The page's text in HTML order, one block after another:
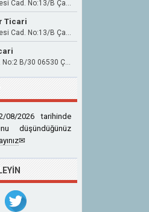
Kızılırmak Mah. Ufuk Üniversitesi Cad. No:13/B Çankaya / Ankara
Ticari
Kızılırmak Mah. Ufuk Üniversitesi Cad. No:13/B Çankaya / Ankara
Söğütözü Mah. Söğütözü Cad. No:2 B/30 06530 Çankaya
2026 tarihinde
düşündüğünüz
✉